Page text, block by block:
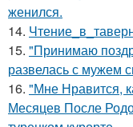
женился.
14.
15. "Принимаю
развелась с мужем
16. "Мне Нравится,
Месяцев После